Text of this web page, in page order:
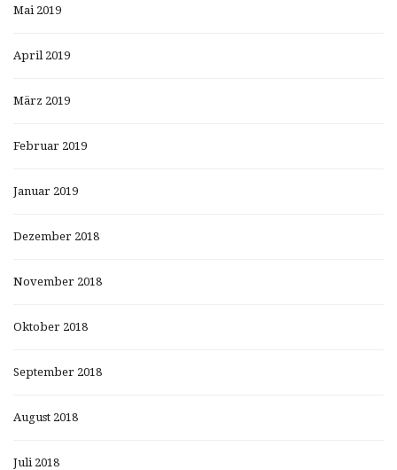
Mai 2019
April 2019
März 2019
Februar 2019
Januar 2019
Dezember 2018
November 2018
Oktober 2018
September 2018
August 2018
Juli 2018